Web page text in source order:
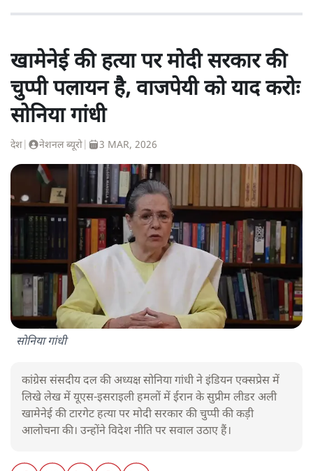
खामेनेई की हत्या पर मोदी सरकार की
चुप्पी पलायन है, वाजपेयी को याद करोः
सोनिया गांधी
देश नेशनल ब्यूरो 3 MAR, 2026
सोनिया गांधी
कांग्रेस संसदीय दल की अध्यक्ष सोनिया गांधी ने इंडियन एक्सप्रेस में
लिखे लेख में यूएस-इसराइली हमलों में ईरान के सुप्रीम लीडर अली
खामेनेई की टारगेट हत्या पर मोदी सरकार की चुप्पी की कड़ी
आलोचना की। उन्होंने विदेश नीति पर सवाल उठाए हैं।